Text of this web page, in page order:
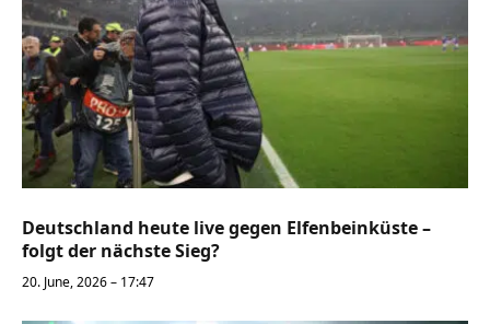
Deutschland heute live gegen Elfenbeinküste –
folgt der nächste Sieg?
20. June, 2026 – 17:47